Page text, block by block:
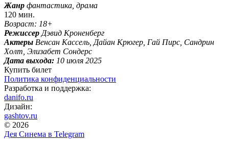
Жанр фантастика, драма
120 мин.
Возраст: 18+
Режиссер Дэвид Кроненберг
Актеры Венсан Кассель, Дайан Крюгер, Гай Пирс, Сандрин
Холт, Элизабет Сондерс
Дата выхода: 10 июля 2025
Купить билет
Политика конфиденциальности
Разработка и поддержка:
danifo.ru
Дизайн:
gashtov.ru
© 2026
Дея Синема в Telegram